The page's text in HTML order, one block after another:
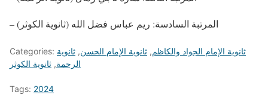
– المرتبة السادسة: ريم عباس فضل الله (ثانوية الكوثر)
Categories: ثانوية الإمام الجواد والكاظم, ثانوية الإمام الحسن, ثانوية
الرحمة, ثانوية الكوثر
Tags: 2024